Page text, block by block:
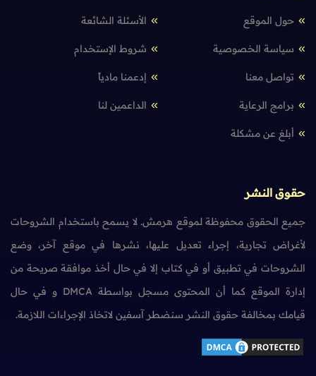
حول الموقع الأسئلة الشائعة
سياسة الخصوصية شروط الإستخدام
تواصل معنا إدعمنا مادياً
برامج الرعاية الداعمين لنا
أبلغ عن مشكلة
حقوق النشر
جميع الحقوق محفوظة لموقع هرمش. لا يسمح باستخدام الشروحات
لأغراض تجارية، إجراء تعديل عليها، نشرها في موقع آخر، وضع
الشروحات في تطبيق أو في كتاب إلا في حال أخذ موافقة صريحة من
إدارة الموقع كما أن المحتوى مسجل بواسطة DMCA و في حال
قيامك بمخالفة حقوق النشر سنضطر آسفين لاتخاذ الإجراءات اللازمة.